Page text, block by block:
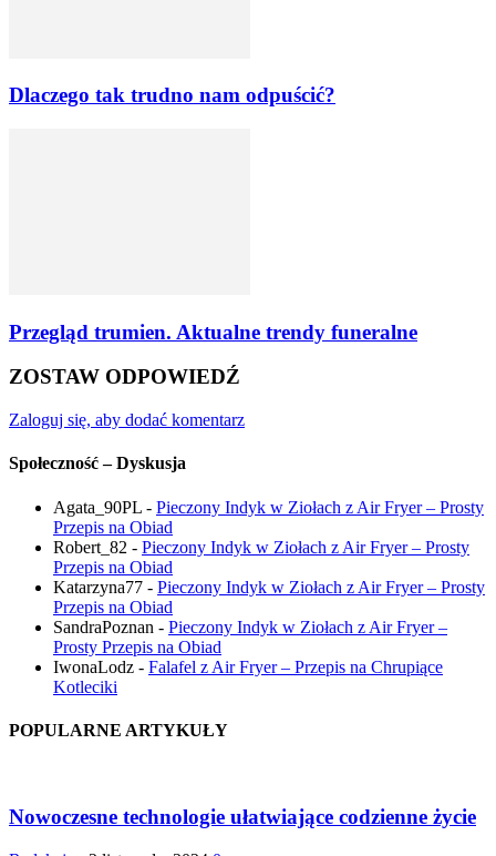
Dlaczego tak trudno nam odpuścić?
Przegląd trumien. Aktualne trendy funeralne
ZOSTAW ODPOWIEDŹ
Zaloguj się, aby dodać komentarz
Społeczność – Dyskusja
Agata_90PL - Pieczony Indyk w Ziołach z Air Fryer – Prosty
Przepis na Obiad
Robert_82 - Pieczony Indyk w Ziołach z Air Fryer – Prosty
Przepis na Obiad
Katarzyna77 - Pieczony Indyk w Ziołach z Air Fryer – Prosty
Przepis na Obiad
SandraPoznan - Pieczony Indyk w Ziołach z Air Fryer –
Prosty Przepis na Obiad
IwonaLodz - Falafel z Air Fryer – Przepis na Chrupiące
Kotleciki
POPULARNE ARTYKUŁY
Nowoczesne technologie ułatwiające codzienne życie